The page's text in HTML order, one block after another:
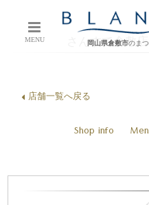
MENU 岡山県倉敷市のま
さんすて倉敷
店舗一覧へ戻る
Shop info